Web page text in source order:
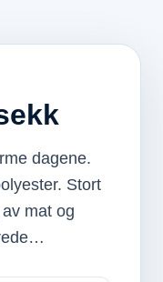
dagene.
Stort
mat og